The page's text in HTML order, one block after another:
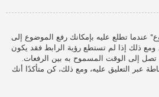
عندما تطلع عليه بإمكانك رفع الموضوع إلى
ومع ذلك إذا لم تستطع رؤية الرابط فقد يكون
تصل إلى الوقت المسموح به بين الرفعات.
عبر التعليق عليه، ومع ذلك، كن متأكدًا أنك